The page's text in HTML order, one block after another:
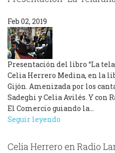
Feb 02, 2019
Presentación del libro “La
Celia Herrero Medina, en la
Gijón. Amenizada por los
Sadeghi y Celia Avilés. Y con
El Comercio guiando la…
Seguir leyendo
Celia Herrero en Radio